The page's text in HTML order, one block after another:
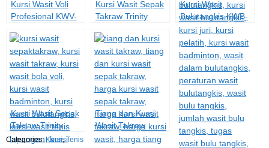
Kursi Wasit Voli
Profesional KWV-
Kursi Wasit Sepak
Takraw Trinity
Kursi Wasit
Bulutangkis KWB-
02
Kursi Wasit Sepak
Takraw Trinity
KWST-03
Tiang dan Kursi
Wasit Takraw
TKWT-03
Categories: Kursi,Tenis